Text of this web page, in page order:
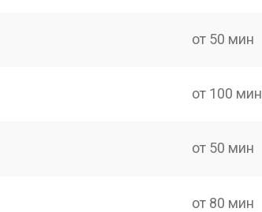
от 50 мин
от 100 мин
от 50 мин
от 80 мин